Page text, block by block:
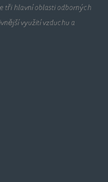
tři hlavní oblasti odborných
využití vzduchu a